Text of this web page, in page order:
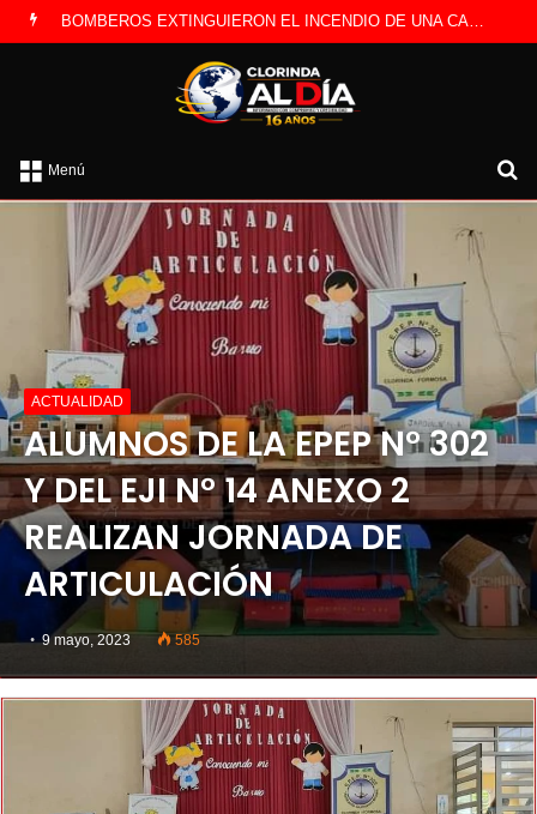
Menú
ACTUALIDAD
ALUMNOS DE LA EPEP N° 302
Y DEL EJI N° 14 ANEXO 2
REALIZAN JORNADA DE
ARTICULACIÓN
9 mayo, 2023 585